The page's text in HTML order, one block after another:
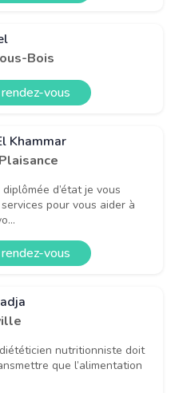
Bois
vous
Khammar
d’état je vous
pour vous aider à
vous
nutritionniste doit
que l’alimentation